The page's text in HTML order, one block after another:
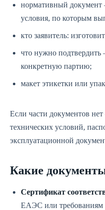
нормативный
условия, по которым
кто заявитель:
что нужно
конкретную партию;
макет этикетки или
Если части документов
технических условий,
эксплуатационной
Какие
Сертификат
ЕАЭС или требованиям